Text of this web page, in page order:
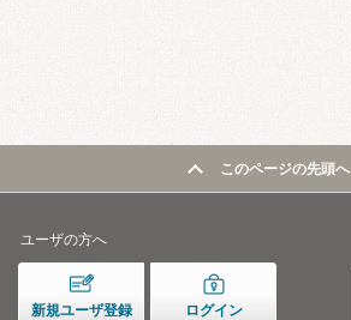
このページの先頭へ
ユーザの方へ
新規ユーザ登録 ログイン